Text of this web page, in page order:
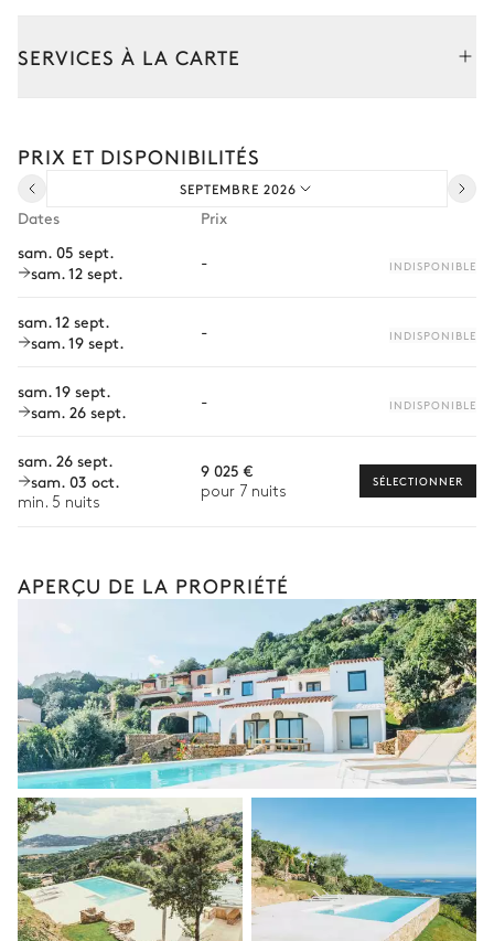
10 places
Mediterranéen Arboré
SERVICES À LA CARTE
Transfert à l'arrivée et au départ
Courses livrées avant l'arrivée
Chef à domicile
Bien-être à domicile
Babysitter
Location de bateau
Les services proposés peuvent varier selon la saison, la
PRIX ET DISPONIBILITÉS
SEPTEMBRE 2026
Dates
Prix
sam. 05 sept.
sam. 12 sept.
- INDISPONIBLE
sam. 12 sept.
sam. 19 sept.
- INDISPONIBLE
sam. 19 sept.
sam. 26 sept.
- INDISPONIBLE
sam. 26 sept.
sam. 03 oct.
min. 5 nuits
9 025 €
pour 7 nuits
SÉLECTIONNER
APERÇU DE LA PROPRIÉTÉ